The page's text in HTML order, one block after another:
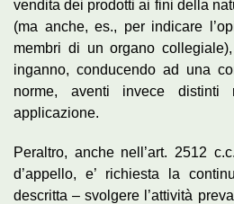
vendita dei prodotti ai fini della
(ma anche, es., per indicare
membri di un organo
inganno, conducendo ad una
norme, aventi invece
applicazione.
Peraltro, anche nell’art. 2512
d’appello, e’ richiesta la
descritta – svolgere l’attività